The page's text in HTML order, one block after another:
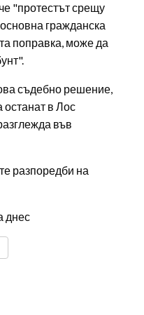
"протестът срещу
гражданска
поправка, може да
съдебно решение,
останат в Лос
във
разпоредби на
днес